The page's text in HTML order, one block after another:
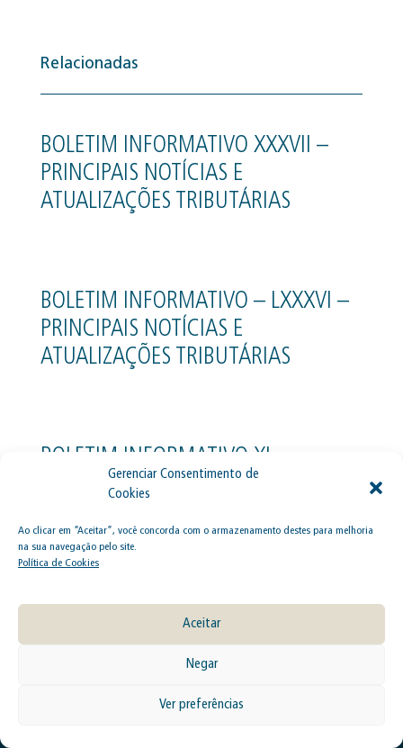
Ao clicar em “Aceitar”, você concorda com o armazenamento destes para melhoria
na sua navegação pelo site.
Política de Cookies
Aceitar
Negar
Ver preferências
Relacionadas
BOLETIM INFORMATIVO XXXVII –
PRINCIPAIS NOTÍCIAS E
ATUALIZAÇÕES TRIBUTÁRIAS
BOLETIM INFORMATIVO – LXXXVI –
PRINCIPAIS NOTÍCIAS E
ATUALIZAÇÕES TRIBUTÁRIAS
BOLETIM INFORMATIVO XI –
PRINCIPAIS NOTÍCIAS E